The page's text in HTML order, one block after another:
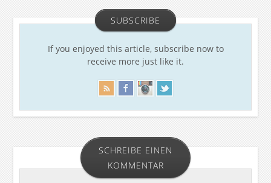
SUBSCRIBE
If you enjoyed this article, subscribe now to
receive more just like it.
SCHREIBE EINEN
KOMMENTAR